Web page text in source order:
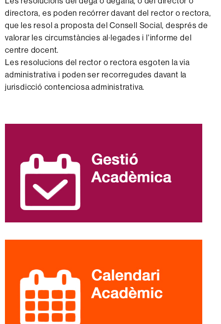
directora, es poden recórrer davant del rector o rectora,
que les resol a proposta del Consell Social, després de
valorar les circumstàncies al·legades i l'informe del
centre docent.
Les resolucions del rector o rectora esgoten la via
administrativa i poden ser recorregudes davant la
jurisdicció contenciosa administrativa.
Informació